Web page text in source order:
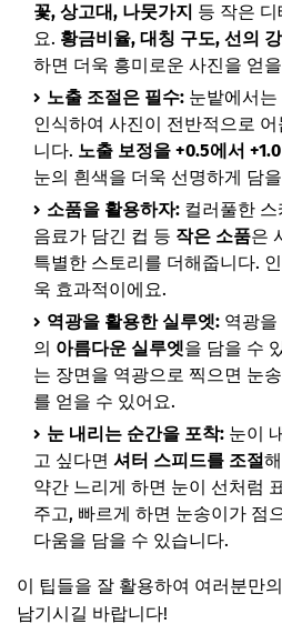
꽃, 상고대, 나뭇가지 등 작은
요. 황금비율, 대칭 구도, 선의
하면 더욱 흥미로운 사진을 얻
노출 조절은 필수: 눈밭에서
인식하여 사진이 전반적으로
니다. 노출 보정을 +0.5에서
눈의 흰색을 더욱 선명하게 담
소품을 활용하자: 컬러풀한
음료가 담긴 컵 등 작은 소품은
특별한 스토리를 더해줍니다.
욱 효과적이에요.
역광을 활용한 실루엣: 역광
의 아름다운 실루엣을 담을 수
는 장면을 역광으로 찍으면 눈
를 얻을 수 있어요.
눈 내리는 순간을 포착: 눈이
고 싶다면 셔터 스피드를 조절
약간 느리게 하면 눈이 선처럼
주고, 빠르게 하면 눈송이가 점
다움을 담을 수 있습니다.
이 팁들을 잘 활용하여 여러분만의
남기시길 바랍니다!